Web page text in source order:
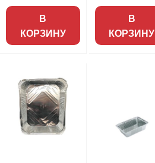
В
КОРЗИНУ
В
КОРЗИНУ